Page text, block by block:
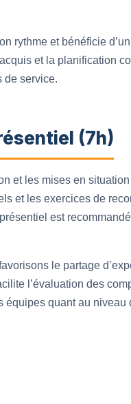
rythme et bénéficie
et la planification
de service.
(7h)
et les mises en
et les exercices de
est
le partage
l’évaluation des
quant au